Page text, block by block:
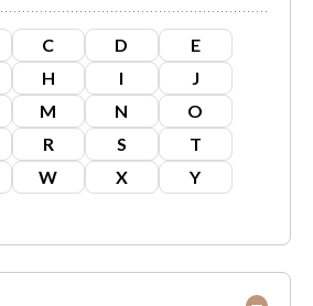
C D
E
H I
J
M N
O
R S
T
W X
Y